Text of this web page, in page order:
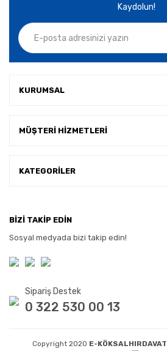
Kaydolun!
KURUMSAL
MÜŞTERİ HİZMETLERİ
KATEGORİLER
BİZİ TAKİP EDİN
Sosyal medyada bizi takip edin!
Sipariş Destek
0 322 530 00 13
Copyright 2020 E-KÖKSALHIRDAVAT